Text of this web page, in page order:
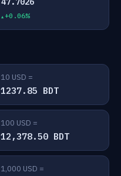
+0.06%
10 USD =
1237.85 BDT
100 USD =
12,378.50 BDT
1,000 USD =